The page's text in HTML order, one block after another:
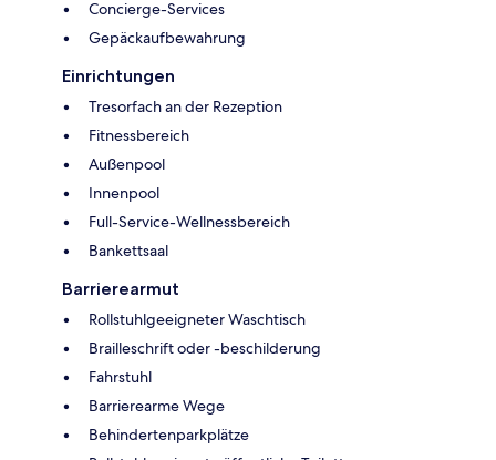
Concierge-Services
Gepäckaufbewahrung
Einrichtungen
Tresorfach an der Rezeption
Fitnessbereich
Außenpool
Innenpool
Full-Service-Wellnessbereich
Bankettsaal
Barrierearmut
Rollstuhlgeeigneter Waschtisch
Brailleschrift oder -beschilderung
Fahrstuhl
Barrierearme Wege
Behindertenparkplätze